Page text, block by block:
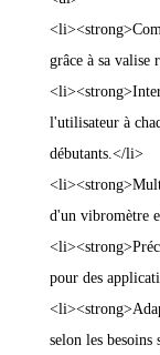
grâce à sa valise
l'utilisateur à
débutants.</li>
d'un vibromètre
pour des
selon les